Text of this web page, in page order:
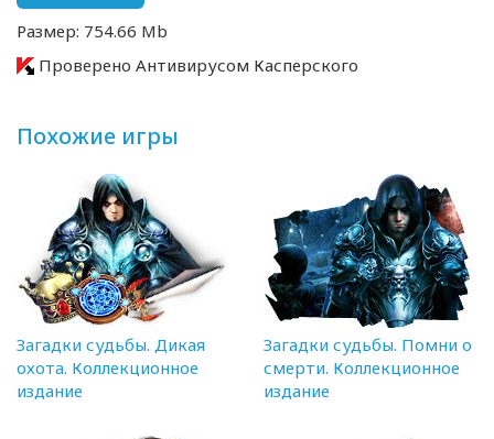
Размер: 754.66 Mb
Проверено Антивирусом Касперского
Похожие игры
Загадки судьбы. Дикая
охота. Коллекционное
издание
Загадки судьбы. Помни о
смерти. Коллекционное
издание